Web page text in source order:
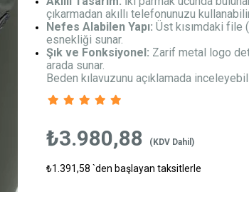
çıkarmadan akıllı telefonunuzu
Nefes Alabilen Yapı: Üst kısımdaki file
esnekliği sunar.
Şık ve Fonksiyonel: Zarif metal logo
arada sunar.
Beden kılavuzunu açıklamada
₺3.980,88 (KDV Dahil)
₺1.391,58 `den başlayan taksitlerle